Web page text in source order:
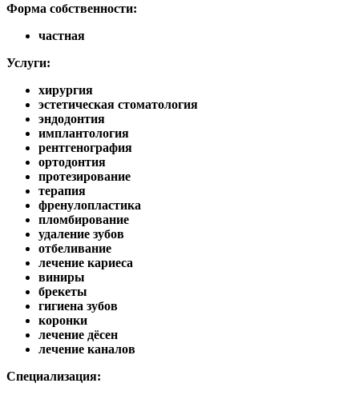
Форма собственности:
частная
Услуги:
хирургия
эстетическая стоматология
эндодонтия
имплантология
рентгенография
ортодонтия
протезирование
терапия
френулопластика
пломбирование
удаление зубов
отбеливание
лечение кариеса
виниры
брекеты
гигиена зубов
коронки
лечение дёсен
лечение каналов
Специализация: